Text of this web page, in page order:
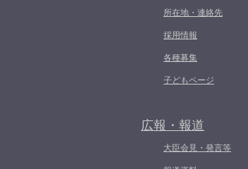
所在地・連絡先
採用情報
各種募集
子どもページ
広報・報道
大臣会見・発言等